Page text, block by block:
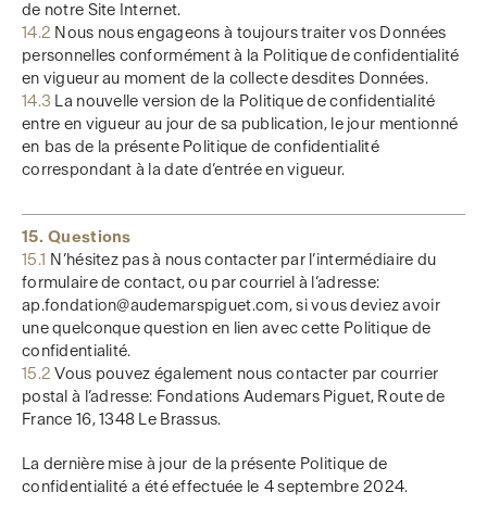
de notre Site Internet.
14.2 Nous nous engageons à toujours traiter vos Données
personnelles conformément à la Politique de confidentialité
en vigueur au moment de la collecte desdites Données.
14.3 La nouvelle version de la Politique de confidentialité
entre en vigueur au jour de sa publication, le jour mentionné
en bas de la présente Politique de confidentialité
correspondant à la date d’entrée en vigueur.
15. Questions
15.1 N’hésitez pas à nous contacter par l’intermédiaire du
formulaire de contact, ou par courriel à l’adresse:
ap.fondation@audemarspiguet.com, si vous deviez avoir
une quelconque question en lien avec cette Politique de
confidentialité.
15.2 Vous pouvez également nous contacter par courrier
postal à l’adresse: Fondations Audemars Piguet, Route de
France 16, 1348 Le Brassus.
La dernière mise à jour de la présente Politique de
confidentialité a été effectuée le 4 septembre 2024.